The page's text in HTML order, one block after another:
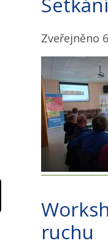
Zveřejněno
ruchu